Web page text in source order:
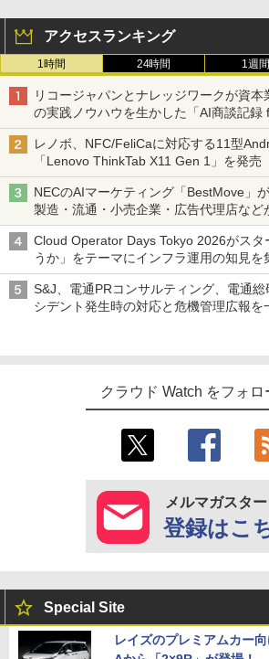
アクセスランキング
1時間 24時間 1週間
リコージャパンとナレッジワークが資
の実践ノウハウを生かした「AI商談記録
レノボ、NFC/FeliCaに対応する11型
「Lenovo ThinkTab X11 Gen 1」を発売
NECのAIマーケティング「BestMove」
製造・流通・小売企業・広告代理店など
Cloud Operator Days Tokyo 2026がスタ
うか」をテーマにインフラ運用の知見を
S&J、電通PRコンサルティング、電通
シデント発生時の対応と危機管理広報を
クラウド Watch をフォロ
メルマガスター
登録はこ
Special Site
レイズのプレミアムカー